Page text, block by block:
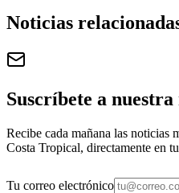
Noticias
Suscríbete a
Recibe cada mañana las noticias
Costa Tropical, directamente en
Tu correo electrónico